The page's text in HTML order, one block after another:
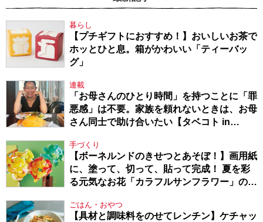
暮らし
【プチギフトにおすすめ！】おいしいお茶で
ホッとひと息。箱がかわいい「ティーバッ
グ」
連載
「お母さんのひとり時間」を持つことに「罪
悪感」は不要。家族を頼れないときは、お母
さん同士で助け合いたい【タベコト in
手づくり
【ボーネルンドのきせつとあそぼ！】画用紙
に、塗って、切って、貼って完成！ 夏を彩
る元気なお花「カラフルサンフラワー」の作
ごはん・おやつ
【具材と調味料をのせてレンチン】ケチャッ